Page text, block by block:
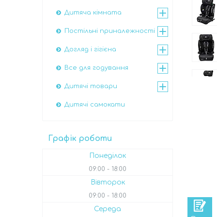
Дитяча кімната
Постільні приналежності
Догляд і гігієна
Все для годування
Дитячі товари
Дитячі самокати
Графік роботи
Понеділок
09:00 18:00
Вівторок
09:00 18:00
Середа